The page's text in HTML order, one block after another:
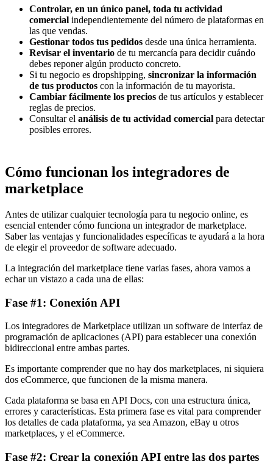
Controlar, en un único panel, toda tu actividad
comercial independientemente del número de plataformas en
las que vendas.
Gestionar todos tus pedidos desde una única herramienta.
Revisar el inventario de tu mercancía para decidir cuándo
debes reponer algún producto concreto.
Si tu negocio es dropshipping, sincronizar la información
de tus productos con la información de tu mayorista.
Cambiar fácilmente los precios de tus artículos y establecer
reglas de precios.
Consultar el análisis de tu actividad comercial para detectar
posibles errores.
Cómo funcionan los integradores de
marketplace
Antes de utilizar cualquier tecnología para tu negocio online, es
esencial entender cómo funciona un integrador de marketplace.
Saber las ventajas y funcionalidades específicas te ayudará a la hora
de elegir el proveedor de software adecuado.
La integración del marketplace tiene varias fases, ahora vamos a
echar un vistazo a cada una de ellas:
Fase #1: Conexión API
Los integradores de Marketplace utilizan un software de interfaz de
programación de aplicaciones (API) para establecer una conexión
bidireccional entre ambas partes.
Es importante comprender que no hay dos marketplaces, ni siquiera
dos eCommerce, que funcionen de la misma manera.
Cada plataforma se basa en API Docs, con una estructura única,
errores y características. Esta primera fase es vital para comprender
los detalles de cada plataforma, ya sea Amazon, eBay u otros
marketplaces, y el eCommerce.
Fase #2: Crear la conexión API entre las dos partes